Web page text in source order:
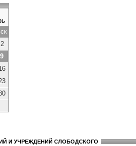
2
9
И УЧРЕЖДЕНИЙ СЛОБОДСКОГО